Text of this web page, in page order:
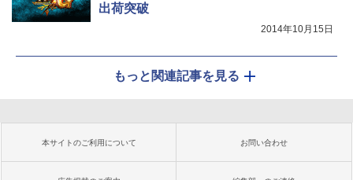
出荷突破
2014年10月15日
もっと関連記事を見る
本サイトのご利用について お問い合わせ